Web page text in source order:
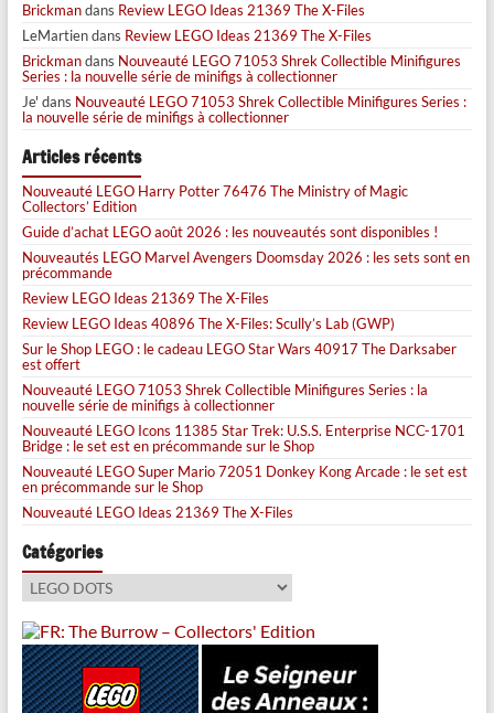
Brickmandans Review LEGO Ideas 21369 The X-Files
LeMartiendans Review LEGO Ideas 21369 The X-Files
Brickmandans Nouveauté LEGO 71053 Shrek Collectible Minifigures
Series : la nouvelle série de minifigs à collectionner
Je' dans Nouveauté LEGO 71053 Shrek Collectible Minifigures Series :
la nouvelle série de minifigs à collectionner
Articles récents
Nouveauté LEGO Harry Potter 76476 The Ministry of Magic
Collectors’ Edition
Guide d’achat LEGO août 2026 : les nouveautés sont disponibles !
Nouveautés LEGO Marvel Avengers Doomsday 2026 : les sets sont en
précommande
Review LEGO Ideas 21369 The X-Files
Review LEGO Ideas 40896 The X-Files: Scully’s Lab (GWP)
Sur le Shop LEGO : le cadeau LEGO Star Wars 40917 The Darksaber
est offert
Nouveauté LEGO 71053 Shrek Collectible Minifigures Series : la
nouvelle série de minifigs à collectionner
Nouveauté LEGO Icons 11385 Star Trek: U.S.S. Enterprise NCC-1701
Bridge : le set est en précommande sur le Shop
Nouveauté LEGO Super Mario 72051 Donkey Kong Arcade : le set est
en précommande sur le Shop
Nouveauté LEGO Ideas 21369 The X-Files
Catégories
Catégories